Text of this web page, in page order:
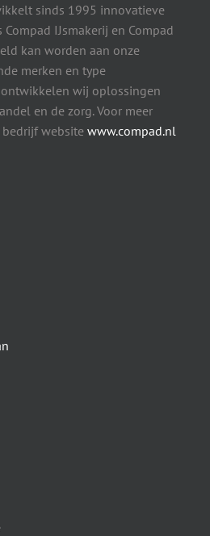
sinds 1995 innovatieve
IJsmakerij en Compad
kan worden aan onze
merken en type
ontwikkelen wij oplossingen
en de zorg. Voor meer
website www.compad.nl